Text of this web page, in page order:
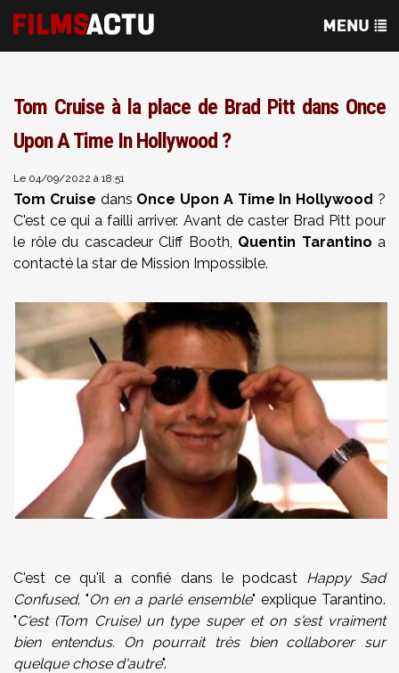
Tom Cruise à la place de Brad Pitt dans Once
Upon A Time In Hollywood ?
Le 04/09/2022 à 18:51
Tom Cruise dans Once Upon A Time In Hollywood ?
C'est ce qui a failli arriver. Avant de caster Brad Pitt pour
le rôle du cascadeur Cliff Booth, Quentin Tarantino a
contacté la star de Mission Impossible.
C'est ce qu'il a confié dans le podcast Happy Sad
Confused. "On en a parlé ensemble" explique Tarantino.
"C'est (Tom Cruise) un type super et on s'est vraiment
bien entendus. On pourrait très bien collaborer sur
quelque chose d'autre".